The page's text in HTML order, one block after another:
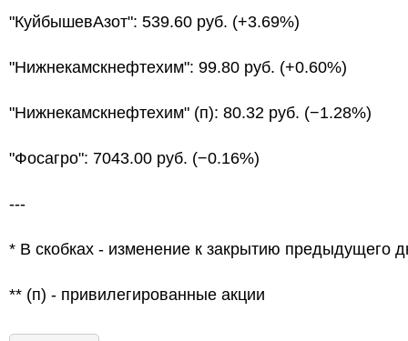
"КуйбышевАзот": 539.60 руб. (+3.69%)
"Нижнекамскнефтехим": 99.80 руб. (+0.60%)
"Нижнекамскнефтехим" (п): 80.32 руб. (−1.28%)
"Фосагро": 7043.00 руб. (−0.16%)
---
* В скобках - изменение к закрытию предыдущего
** (п) - привилегированные акции